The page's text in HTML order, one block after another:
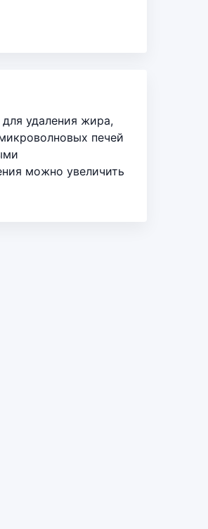
удаления жира,
печей
можно увеличить